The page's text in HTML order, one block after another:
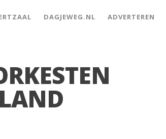
DAGJEWEG.NL ADVERTEREN